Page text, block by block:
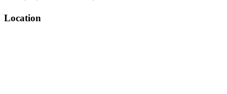
Location